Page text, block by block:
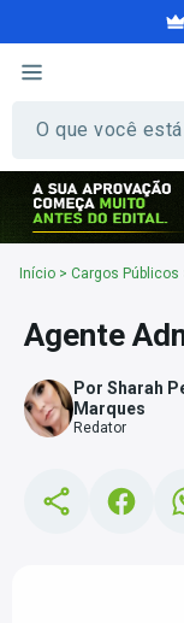
Início > Cargos Públicos
Agente
Por Sharah
Marques
Redator